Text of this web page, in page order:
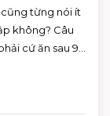
cũng từng nói ít
không? Câu
cứ ăn sau 9